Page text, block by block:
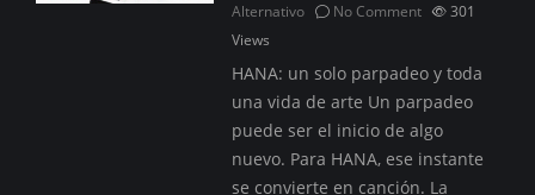
Alternativo
No Comment
301
Views
HANA: un solo parpadeo y toda
una vida de arte Un parpadeo
puede ser el inicio de algo
nuevo. Para HANA, ese instante
se convierte en canción. La